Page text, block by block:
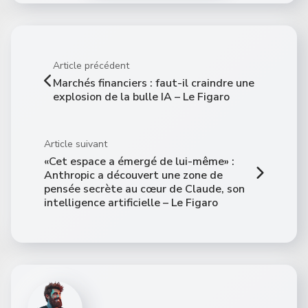
Article précédent
Marchés financiers : faut-il craindre une
explosion de la bulle IA – Le Figaro
Article suivant
«Cet espace a émergé de lui-même» :
Anthropic a découvert une zone de
pensée secrète au cœur de Claude, son
intelligence artificielle – Le Figaro